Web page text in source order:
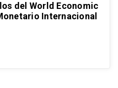
del World Economic
Internacional